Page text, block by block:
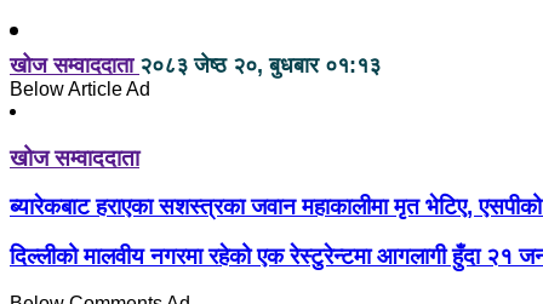
खोज सम्वाददाता २०८३ जेष्ठ २०, बुधबार ०१:१३
Below Article Ad
खोज सम्वाददाता
ब्यारेकबाट हराएका सशस्त्रका जवान महाकालीमा मृत भेटिए,
दिल्लीको मालवीय नगरमा रहेको एक रेस्टुरेन्टमा आगलागी हुँदा २१